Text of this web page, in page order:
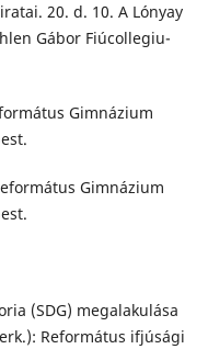
20. d. 10. A Lónyay
Gábor Fiúcollegiu-
Gimnázium
Gimnázium
(SDG) megalakulása
Református ifjúsági